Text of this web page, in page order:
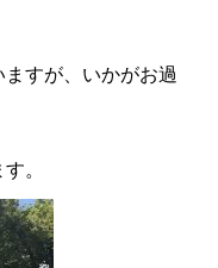
すが、いかがお過
。